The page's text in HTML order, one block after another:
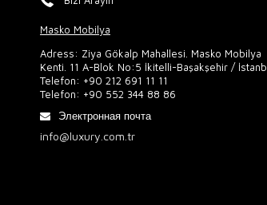
Masko Mobilya
Adress: Ziya Gökalp Mahallesi. Masko Mobilya
Kenti. 11 A-Blok No:5 İkitelli-Başakşehir /
Telefon: +90 212 691 11 11
Telefon: +90 552 344 88 86
Электронная почта
info@luxury.com.tr